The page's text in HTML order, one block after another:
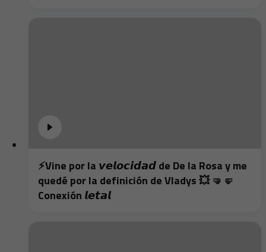
⚡️Vine por la 𝙫𝙚𝙡𝙤𝙘𝙞𝙙𝙖𝙙 de De la Rosa y me
quedé por la definición de Vladys 💥 🤜🤛
Conexión 𝙡𝙚𝙩𝙖𝙡